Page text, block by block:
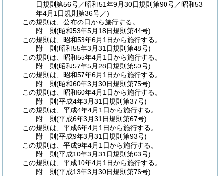
日規則第56号／昭和51年9月30日規則第90号／昭和53
年4月1日規則第36号／)
この規則は、公布の日から施行する。
附 則(昭和53年5月18日規則第44号)
この規則は、昭和53年6月1日から施行する。
附 則(昭和55年3月31日規則第48号)
この規則は、昭和55年4月1日から施行する。
附 則(昭和57年5月28日規則第59号)
この規則は、昭和57年6月1日から施行する。
附 則(昭和60年3月30日規則第75号)
この規則は、昭和60年4月1日から施行する。
附 則(平成4年3月31日規則第37号)
この規則は、平成4年4月1日から施行する。
附 則(平成6年3月31日規則第67号)
この規則は、平成6年4月1日から施行する。
附 則(平成9年3月31日規則第93号)
この規則は、平成9年4月1日から施行する。
附 則(平成10年3月31日規則第63号)
この規則は、平成10年4月1日から施行する。
附 則(平成13年3月30日規則第76号)